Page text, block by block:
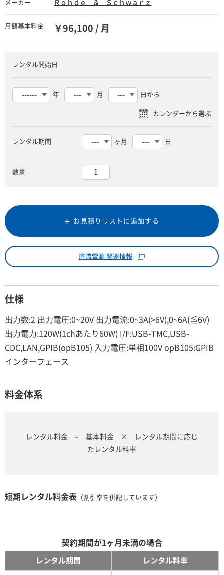
メーカー Ｒｏｈｄｅ ＆ Ｓｃｈｗａｒｚ
月額基本料金 ￥96,100 / 月
レンタル開始日
年 月 日から
レンタル期間 ヶ月 日
数量
お見積りリストに追加する
直流電源 関連情報
仕様
出力数:2 出力電圧:0~20V 出力電流:0~3A(>6V),0~6A(≦6V)
出力電力:120W(1chあたり60W) I/F:USB-TMC,USB-
CDC,LAN,GPIB(opB105) 入力電圧:単相100V opB105:GPIB
インターフェース
料金体系
レンタル料金 = 基本料金 × レンタル期間に応じ
たレンタル料率
短期レンタル料金表 （割引率を併記しています）
契約期間が1ヶ月未満の場合
レンタル期間 レンタル料率